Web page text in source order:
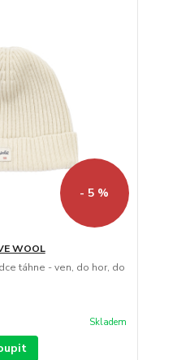
- 5 %
WOOL
táhne - ven, do hor, do
Skladem